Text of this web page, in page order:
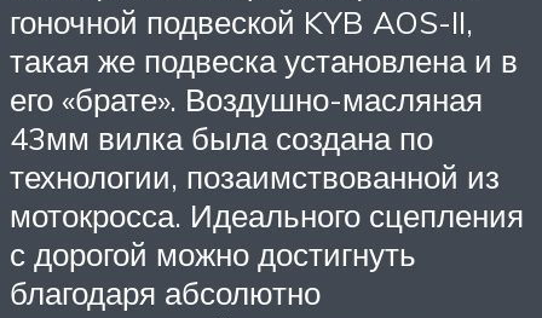
гоночной подвеской KYB AOS-II,
такая же подвеска установлена и в
его «брате». Воздушно-масляная
43мм вилка была создана по
технологии, позаимствованной из
мотокросса. Идеального сцепления
с дорогой можно достигнуть
благодаря абсолютно